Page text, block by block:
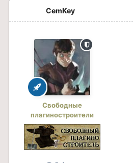
CemKey
Свободные
плагиностроители